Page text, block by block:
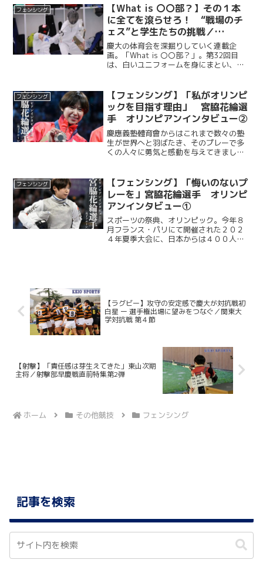
は、主将の小澤祐太（経４・慶應）、そ
して副将の戸田拓海...
フェンシング
【What is 〇〇部？】その１本
に全てを滾らせろ！ “戦場のチ
ェス”と学生たちの挑戦／
File.32 フェンシング部（前
編）
慶大の体育会を深掘りしていく連載企
画。「What is 〇〇部？」。第32回目
は、白いユニフォームを身にまとい、巧
の歴史について、今年度のフェンシング
部について、早慶戦...
フェンシング
【フェンシング】「私がオリンピ
ックを目指す理由」 宮脇花綸選
手 オリンピアンインタビュー②
慶應義塾體育會からはこれまで数々の塾
生が世界へと羽ばたき、そのプレーで多
くの人々に勇気と感動を与えてきまし
の銅メダル獲得に貢献された宮脇花綸選
手もその一人です。宮脇選手...
フェンシング
【フェンシング】「悔いのないプ
レーを」宮脇花綸選手 オリンピ
アンインタビュー①
スポーツの祭典、オリンピック。今年８
月フランス・パリにて開催された２０２
４年夏季大会に、日本からは４００人を
【ラグビー】攻守の安定感で慶大が対抗戦初
白星 ー 選手権出場に望みをつなぐ／関東大
学対抗戦 第４節
【射撃】「責任感は芽生えてきた」東山次期
主将／射撃部早慶戦直前特集第2弾
ホーム その他競技 フェンシング
記事を検索